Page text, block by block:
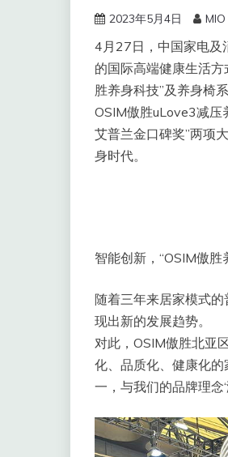
2023年5月4日 MIO
4月27日，中国家电及
的国际高端健康生活
胜养身科技”及养身椅
OSIM傲胜uLove3减
艾普兰金口碑奖”两项
身时代。
智能创新，“OSIM傲
随着三年来居家模式
现出新的发展趋势。
对此，OSIM傲胜北亚
化、品质化、健康化的
一，与我们的品牌理念